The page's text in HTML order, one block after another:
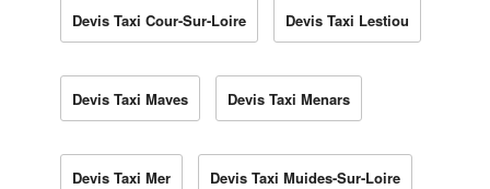
Devis Taxi Cour-Sur-Loire Devis Taxi Lestiou
Devis Taxi Maves Devis Taxi Menars
Devis Taxi Mer Devis Taxi Muides-Sur-Loire